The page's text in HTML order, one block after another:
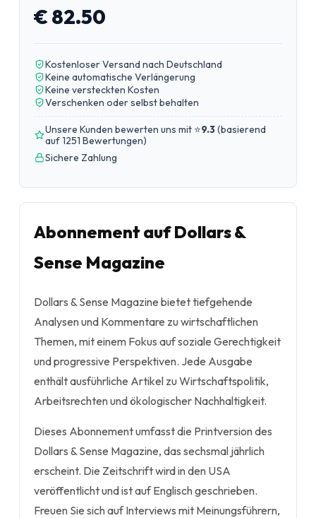
€ 82.50
Kostenloser Versand nach Deutschland
Keine automatische Verlängerung
Keine versteckten Kosten
Verschenken oder selbst behalten
Unsere Kunden bewerten uns mit ⭐9.3(basierend
auf 1251 Bewertungen)
Sichere Zahlung
Abonnement auf Dollars &
Sense Magazine
Dollars & Sense Magazine bietet tiefgehende
Analysen und Kommentare zu wirtschaftlichen
Themen, mit einem Fokus auf soziale Gerechtigkeit
und progressive Perspektiven. Jede Ausgabe
enthält ausführliche Artikel zu Wirtschaftspolitik,
Arbeitsrechten und ökologischer Nachhaltigkeit.
Dieses Abonnement umfasst die Printversion des
Dollars & Sense Magazine, das sechsmal jährlich
erscheint. Die Zeitschrift wird in den USA
veröffentlicht und ist auf Englisch geschrieben.
Freuen Sie sich auf Interviews mit Meinungsführern,